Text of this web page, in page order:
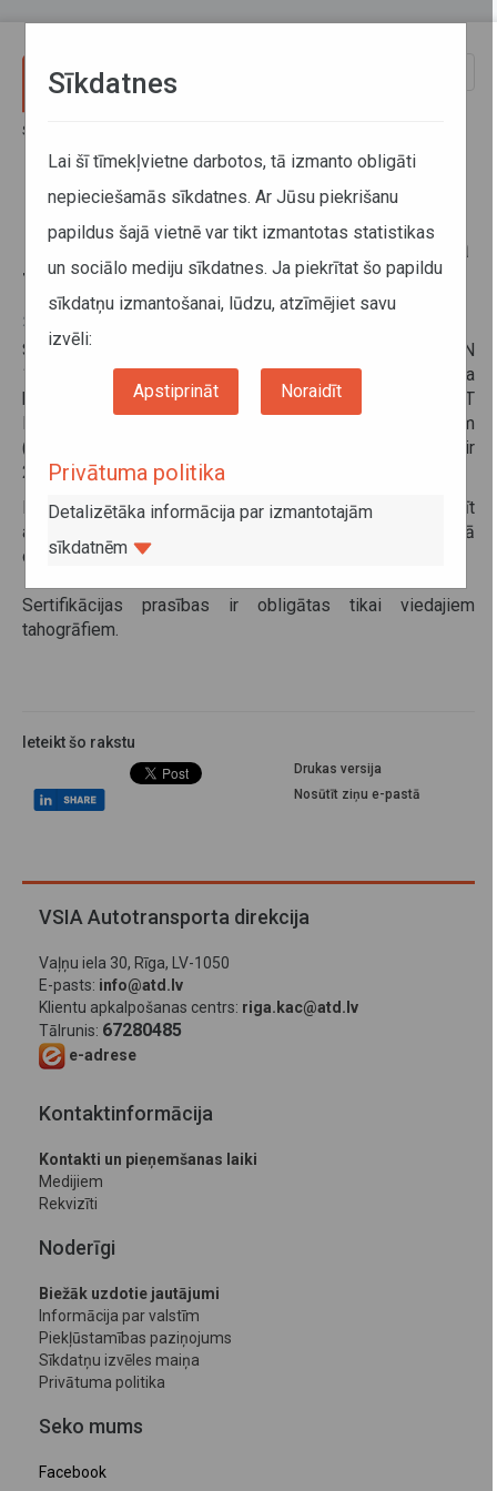
Sākums
Plombu izmantošana, veicot viedā tahogrāfa kalibrāciju
Plombu izmantošana, veicot viedā
tahogrāfa kalibrāciju
25. februāris 2022
Saskaņā ar
un atbilstoši EN
16882 sertificēšanas standartam, veicot viedā tahogrāfa
kalibrāciju, darbnīcām nav atļauts izmantot plombu bez T
logotipa pēc pašsertifikācijas derīguma termiņa beigām
(pēdējā diena plombu izmantošanai bez T logotipa ir
28.02.2022).
Plombas bez T logotipa joprojām varēs uzstādīt
analogajiem un digitālajiem tahogrāfiem pēc norādītā
derīguma termiņa beigām.
Sertifikācijas prasības ir obligātas tikai viedajiem
tahogrāfiem.
Ieteikt šo rakstu
Drukas versija
Nosūtīt ziņu e-pastā
VSIA Autotransporta direkcija
Vaļņu iela 30, Rīga, LV-1050
E-pasts: info@atd.lv
Klientu apkalpošanas centrs: riga.kac@atd.lv
Tālrunis: 67280485
e-adrese
Kontaktinformācija
Kontakti un pieņemšanas laiki
Medijiem
Rekvizīti
Noderīgi
Biežāk uzdotie jautājumi
Informācija par valstīm
Piekļūstamības paziņojums
Sīkdatņu izvēles maiņa
Privātuma politika
Seko mums
Facebook
Sīkdatnes
Lai šī tīmekļvietne darbotos, tā izmanto obligāti
nepieciešamās sīkdatnes. Ar Jūsu piekrišanu
papildus šajā vietnē var tikt izmantotas statistikas
un sociālo mediju sīkdatnes. Ja piekrītat šo papildu
sīkdatņu izmantošanai, lūdzu, atzīmējiet savu
izvēli:
Apstiprināt Noraidīt
Privātuma politika
Detalizētāka informācija par izmantotajām
sīkdatnēm